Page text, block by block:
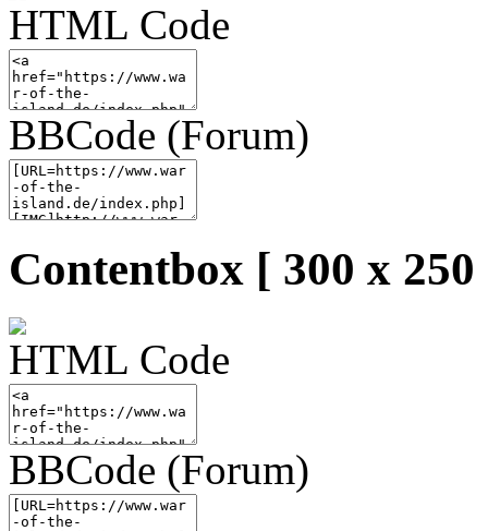
HTML Code
BBCode (Forum)
Contentbox [ 300 x 250
HTML Code
BBCode (Forum)